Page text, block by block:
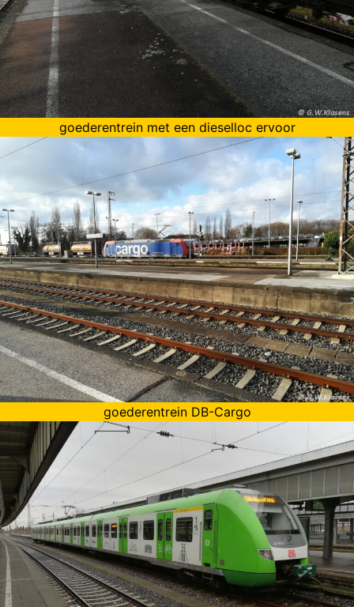
goederentrein met een dieselloc ervoor
goederentrein DB-Cargo